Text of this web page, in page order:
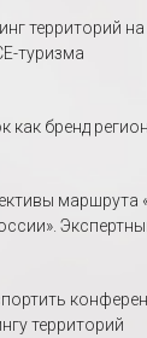
территорий на
туризма
как бренд
маршрута
территорий